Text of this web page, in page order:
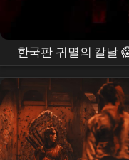
한국판 귀멸의 칼날
떴다!! # 동궁